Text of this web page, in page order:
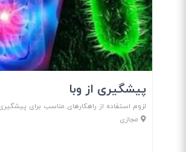
پیشگیری از وبا
لزوم استفاده از راهکارهای مناسب برای پیشگیری
مجازی